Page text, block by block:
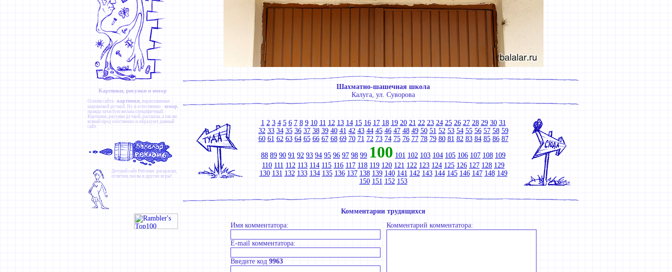
Картинки, рисунки и юмор
Основа сайта - картинки, нарисованные
шариковой ручкой. Ну и естественно - юмор,
правда зачастую весьма специфичный.
Картинки, рисунки ручкой, рассказы, а так же
всякий бред собственно и образуют данный
сайт.
Детский сайт Ребзики: раскраски,
отличия, пазлы и другие игры!
Шахматно-шашечная школа
Калуга, ул. Суворова
1 2 3 4 5 6 7 8 9 10 11 12 13 14 15 16 17 18 19 20 21 22 23 24 25 26 27 28 29 30 31
32 33 34 35 36 37 38 39 40 41 42 43 44 45 46 47 48 49 50 51 52 53 54 55 56 57 58 59
60 61 62 63 64 65 66 67 68 69 70 71 72 73 74 75 76 77 78 79 80 81 82 83 84 85 86 87
88 89 90 91 92 93 94 95 96 97 98 99 100 101 102 103 104 105 106 107 108 109
110 111 112 113 114 115 116 117 118 119 120 121 122 123 124 125 126 127 128 129
130 131 132 133 134 135 136 137 138 139 140 141 142 143 144 145 146 147 148 149
150 151 152 153
Комментарии трудящихся
Имя комментатора:
E-mail комментатора:
Введите код 9963
Комментарий комментатора: